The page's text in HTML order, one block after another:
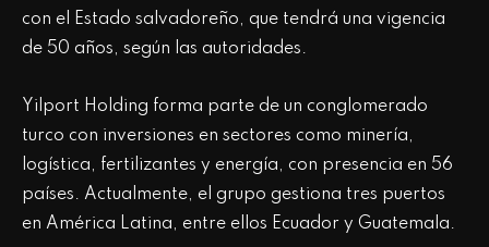
con el Estado salvadoreño, que tendrá una vigencia
de 50 años, según las autoridades.
Yilport Holding forma parte de un conglomerado
turco con inversiones en sectores como minería,
logística, fertilizantes y energía, con presencia en 56
países. Actualmente, el grupo gestiona tres puertos
en América Latina, entre ellos Ecuador y Guatemala.